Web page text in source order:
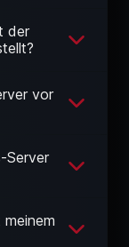
der
vor
Server